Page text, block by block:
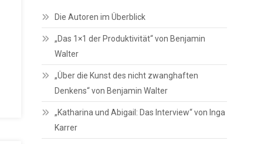
Die Autoren im Überblick
„Das 1×1 der Produktivität“ von Benjamin
Walter
„Über die Kunst des nicht zwanghaften
Denkens“ von Benjamin Walter
„Katharina und Abigail: Das Interview“ von Inga
Karrer